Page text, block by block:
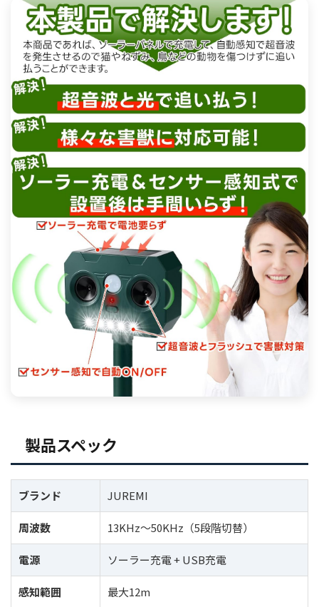
製品スペック
ブランド JUREMI
周波数 13KHz〜50KHz（5段階切替）
電源 ソーラー充電 + USB充電
感知範囲 最大12m